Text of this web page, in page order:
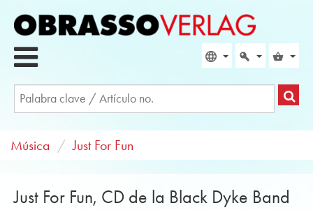
Música Just For Fun
Just For Fun, CD de la Black Dyke Band